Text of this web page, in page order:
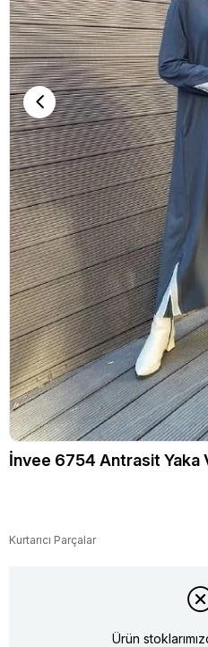
İnvee 6754 Antrasit Yaka
Kurtarıcı Parçalar
Ürün